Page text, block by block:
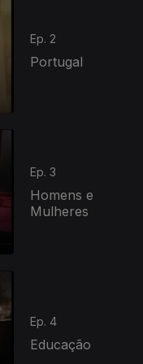
Ep. 2
Portugal
Ep. 3
Homens e
Mulheres
Ep. 4
Educação